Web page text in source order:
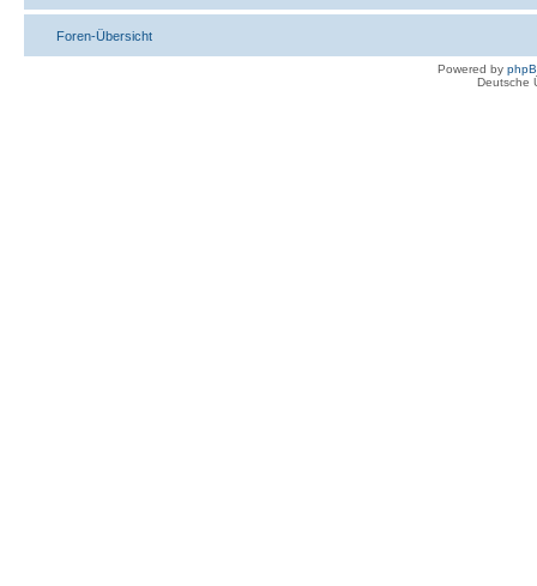
Foren-Übersicht
Powered by
Deutsche